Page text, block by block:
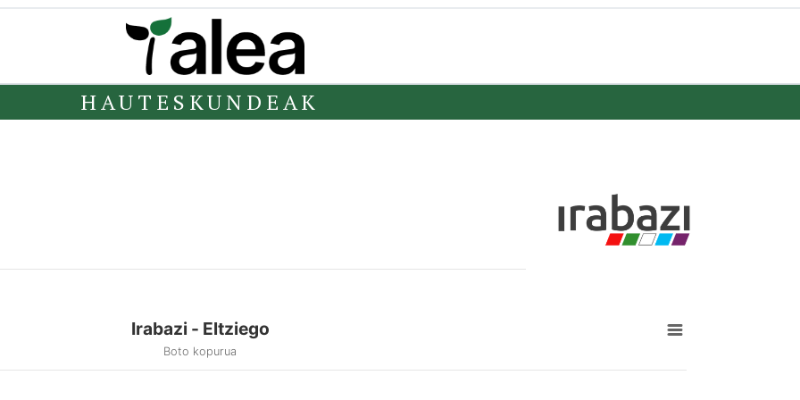
HAUTESKUNDEAK
Irabazi - Eltziego
Boto kopurua